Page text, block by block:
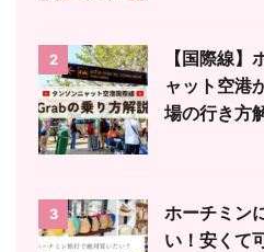
2
【国際線】
ャット空港
場の行き方
3
ホーチミン
い！安くて